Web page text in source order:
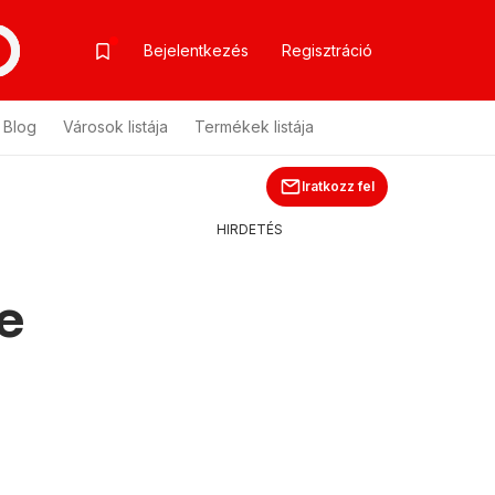
Bejelentkezés Regisztráció
Blog Városok listája Termékek listája
Iratkozz fel
HIRDETÉS